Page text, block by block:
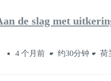
de slag met
4 个月前 约30分钟 荷